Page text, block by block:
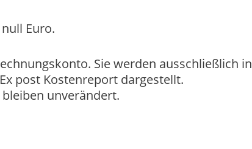
Euro.
Sie werden ausschließlich in
post Kostenreport dargestellt.
unverändert.